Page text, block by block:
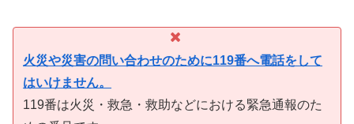
火災や災害の問い合わせのために119番へ電話をして
はいけません。
119番は火災・救急・救助などにおける緊急通報のた